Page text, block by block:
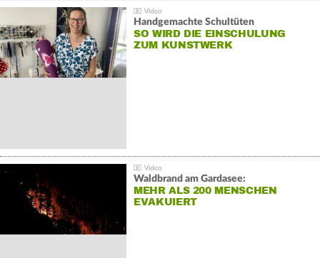
Handgemachte Schultüten
SO WIRD DIE EINSCHULUNG
ZUM KUNSTWERK
Waldbrand am Gardasee:
MEHR ALS 200 MENSCHEN
EVAKUIERT